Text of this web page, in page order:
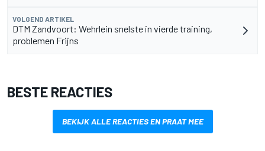
VOLGEND ARTIKEL
DTM Zandvoort: Wehrlein snelste in vierde training,
problemen Frijns
BESTE REACTIES
BEKIJK ALLE REACTIES EN PRAAT MEE